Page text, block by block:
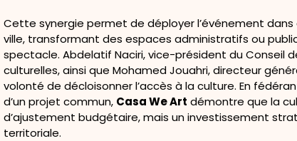
Cette synergie permet de déployer l’événement
ville, transformant des espaces administratifs ou
spectacle. Abdelatif Naciri, vice-président du Conseil
culturelles, ainsi que Mohamed Jouahri, directeur
volonté de décloisonner l’accès à la culture. En
d’un projet commun, Casa We Art démontre que la
d’ajustement budgétaire, mais un investissement
territoriale.